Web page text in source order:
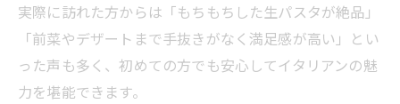
実際に訪れた方からは「もちもちした生パスタが絶品」
「前菜やデザートまで手抜きがなく満足感が高い」とい
った声も多く、初めての方でも安心してイタリアンの魅
力を堪能できます。